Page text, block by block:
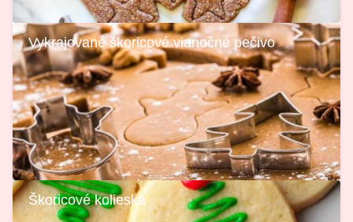
Vykrajované škoricové vianočné pečivo
Škoricové kolieska